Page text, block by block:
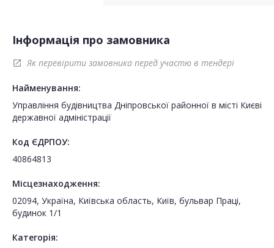
Інформація про замовника
open_in_new Як перевірити замовника перед участю в тендері
Найменування:
Управління будівництва Дніпровської районної в місті Києві
державної адміністрації
Код ЄДРПОУ:
40864813
Місцезнаходження:
02094, Україна, Київська область, Київ, бульвар Праці,
будинок 1/1
Категорія: